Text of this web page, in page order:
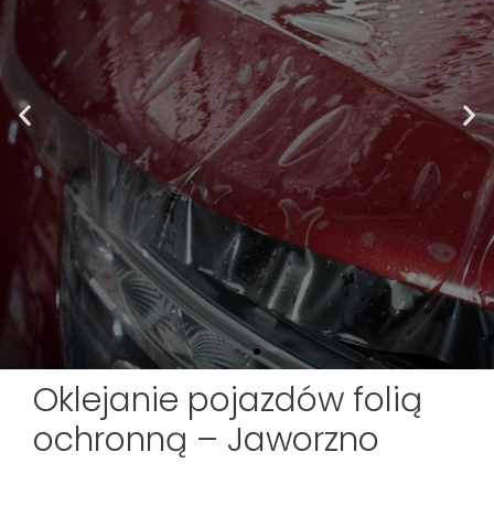
Oklejanie pojazdów folią
ochronną – Jaworzno